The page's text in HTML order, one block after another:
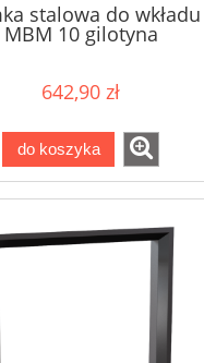
stalowa do wkładu
MBM 10 gilotyna
642,90 zł
do koszyka